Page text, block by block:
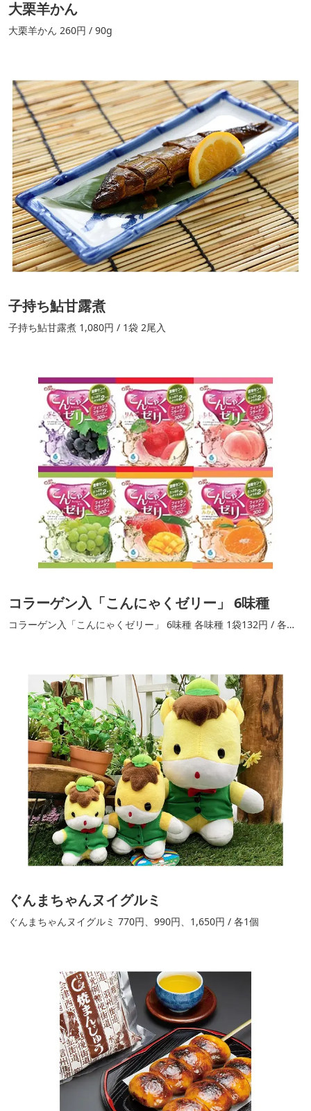
大栗羊かん
大栗羊かん 260円 / 90g
子持ち鮎甘露煮
子持ち鮎甘露煮 1,080円 / 1袋 2尾入
コラーゲン入「こんにゃくゼリー」 6味種
コラーゲン入「こんにゃくゼリー」 6味種 各味種 1袋132円 / 各味
ぐんまちゃんヌイグルミ
ぐんまちゃんヌイグルミ 770円、990円、1,650円 / 各1個